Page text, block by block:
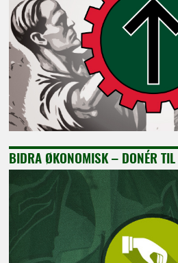
BIDRA ØKONOMISK – DONÉR